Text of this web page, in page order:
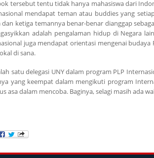
tersebut tentu tidak hanya mahasiswa dari
mendapat teman atau buddies yang
ketiga temannya benar-benar dianggap
adalah pengalaman hidup di Negara
juga mendapat orientasi mengenai
di sana.
satu delegasi UNY dalam program PLP
yang keempat dalam mengikuti program
asa dalam mencoba. Baginya, selagi masih ada